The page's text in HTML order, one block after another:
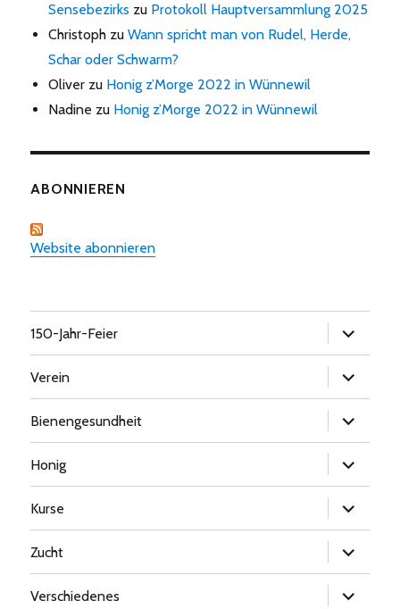
Sensebezirks zu Protokoll Hauptversammlung 2025
Christoph zuWann spricht man von Rudel, Herde,
Schar oder Schwarm?
Oliver zu Honig z’Morge 2022 in Wünnewil
Nadine zu Honig z’Morge 2022 in Wünnewil
ABONNIEREN
Website abonnieren
150-Jahr-Feier
öffnen
Verein
öffnen
Bienengesundheit
öffnen
Honig
öffnen
Kurse
öffnen
Zucht
öffnen
Verschiedenes
öffnen